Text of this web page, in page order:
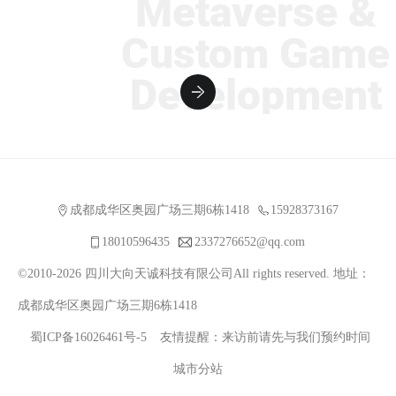
Development
成都成华区奥园广场三期6栋1418 15928373167
18010596435 2337276652@qq.com
©2010-2026 四川大向天诚科技有限公司All rights reserved. 地址：
成都成华区奥园广场三期6栋1418
蜀ICP备16026461号-5 友情提醒：来访前请先与我们预约时间
城市分站